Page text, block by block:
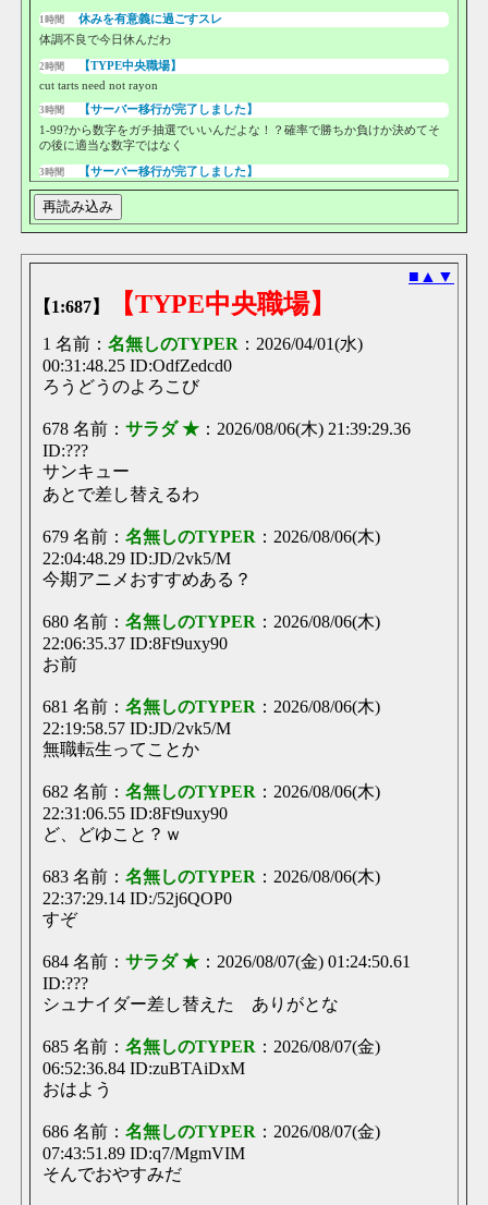
1時間
休みを有意義に過ごすスレ
体調不良で今日休んだわ
2時間
【ΤΥΡΕ中央職場】
cut tarts need not rayon
3時間
【サーバー移行が完了しました】
1-99?から数字をガチ抽選でいいんだよな！？確率で勝ちか負けか決めてそ
の後に適当な数字ではなく
3時間
【サーバー移行が完了しました】
ハイローは次の基準値は出た数字じゃないのな
3時間
【サーバー移行が完了しました】
3時間
休みを有意義に過ごすスレ
3時間
【ΤΥΡΕ中央職場】
そんでおやすみだ
3時間
休みを有意義に過ごすスレ
ええな今日は終電コースや
今日はグダグダ1日過ごして定時ダッシュする
4時間
休みを有意義に過ごすスレ
もう今日から実質連休みたいなもんだろ
4時間
【ΤΥΡΕ中央職場】
ﾘｶｳﾞｨﾈ!(･`ω´･)ノ
https://youtu.be/HgW5KUyJarw?si=X7isZRG6uN0xwiVV
9時間
【サーバー移行が完了しました】
9時間
【サーバー移行が完了しました】
痺れるぜ！https://i.imgur.com/K7KJnug.jpeghttps://i.imgur.com/iDj...
TC実装完了さっきまでのはテスト口座でログインできなくなってると思
う ページ最下部からログアウトして、新しく口座つくって...
9時間
【サーバー移行が完了しました】
10時間
【ΤΥΡΕ中央職場】
シュナイダー差し替えた ありがとな
10時間
【サーバー移行が完了しました】
【挨拶は】挨拶スレ【基本】
おやすみ～
すぞ
12時間
【ΤΥΡΕ中央職場】
ど、どゆこと？ｗ
無職転生ってことか
13時間
【ΤΥΡΕ中央職場】
お前
【ΤΥΡΕ中央職場】
今期アニメおすすめある？
13時間
【挨拶は】挨拶スレ【基本】
再読み込み
■ ▲ ▼
【1:687】
【ΤΥΡΕ中央職場】
1 名前： 名無しのTYPER ：2026/04/01(水)
00:31:48.25 ID:OdfZedcd0
ろうどうのよろこび
678 名前： サラダ ★ ：2026/08/06(木) 21:39:29.36
ID:???
サンキュー
あとで差し替えるわ
679 名前： 名無しのTYPER ：2026/08/06(木)
22:04:48.29 ID:JD/2vk5/M
今期アニメおすすめある？
680 名前： 名無しのTYPER ：2026/08/06(木)
22:06:35.37 ID:8Ft9uxy90
お前
681 名前： 名無しのTYPER ：2026/08/06(木)
22:19:58.57 ID:JD/2vk5/M
無職転生ってことか
682 名前： 名無しのTYPER ：2026/08/06(木)
22:31:06.55 ID:8Ft9uxy90
ど、どゆこと？ｗ
683 名前： 名無しのTYPER ：2026/08/06(木)
22:37:29.14 ID:/52j6QOP0
すぞ
684 名前： サラダ ★ ：2026/08/07(金) 01:24:50.61
ID:???
シュナイダー差し替えた ありがとな
685 名前： 名無しのTYPER ：2026/08/07(金)
06:52:36.84 ID:zuBTAiDxM
おはよう
686 名前： 名無しのTYPER ：2026/08/07(金)
07:43:51.89 ID:q7/MgmVIM
そんでおやすみだ